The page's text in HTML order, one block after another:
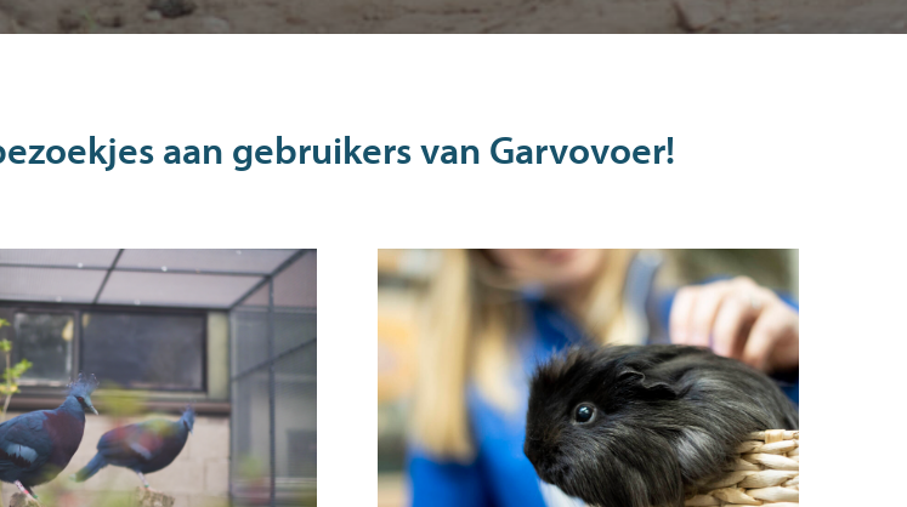
aan gebruikers van Garvovoer!